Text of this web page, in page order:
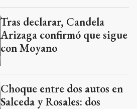
Tras declarar, Candela
Arizaga confirmó que sigue
con Moyano
Choque entre dos autos en
Salceda y Rosales: dos